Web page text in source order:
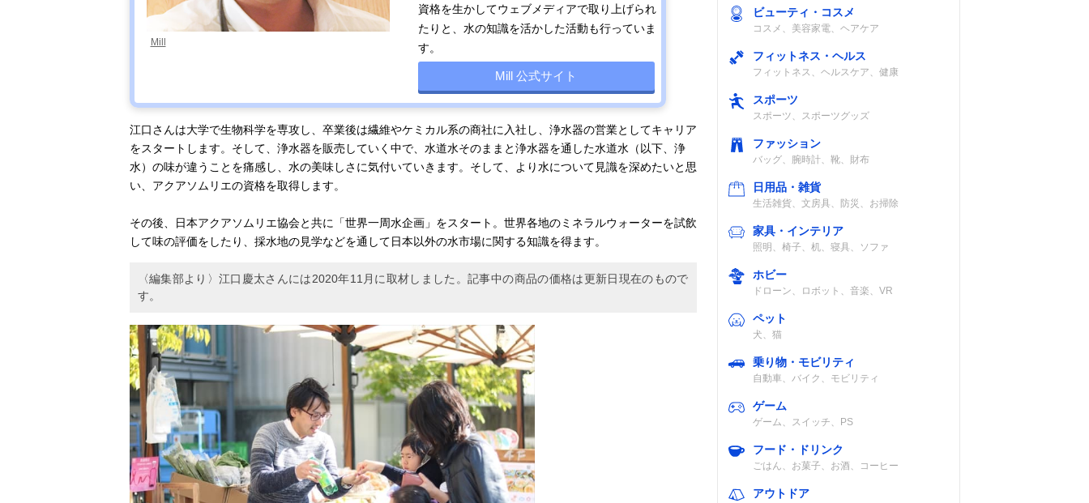
Mill
資格を生かしてウェブメディアで取り上げられ
たりと、水の知識を活かした活動も行っていま
す。
Mill 公式サイト
江口さんは大学で生物科学を専攻し、卒業後は繊維やケミカル系の商社に入社し、浄水器の営業としてキャリア
をスタートします。そして、浄水器を販売していく中で、水道水そのままと浄水器を通した水道水（以下、浄
水）の味が違うことを痛感し、水の美味しさに気付いていきます。そして、より水について見識を深めたいと思
い、アクアソムリエの資格を取得します。
その後、日本アクアソムリエ協会と共に「世界一周水企画」をスタート。世界各地のミネラルウォーターを試飲
して味の評価をしたり、採水地の見学などを通して日本以外の水市場に関する知識を得ます。
〈編集部より〉江口慶太さんには2020年11月に取材しました。記事中の商品の価格は更新日現在のもので
す。
ビューティ・コスメ
コスメ、美容家電、ヘアケア
フィットネス・ヘルス
フィットネス、ヘルスケア、健康
スポーツ
スポーツ、スポーツグッズ
ファッション
バッグ、腕時計、靴、財布
日用品・雑貨
生活雑貨、文房具、防災、お掃除
家具・インテリア
照明、椅子、机、寝具、ソファ
ホビー
ドローン、ロボット、音楽、VR
ペット
犬、猫
乗り物・モビリティ
自動車、バイク、モビリティ
ゲーム
ゲーム、スイッチ、PS
フード・ドリンク
ごはん、お菓子、お酒、コーヒー
アウトドア